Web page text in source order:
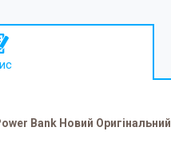
Bank Новий Оригінальний